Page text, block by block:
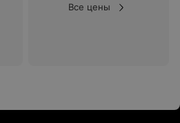
Все цены